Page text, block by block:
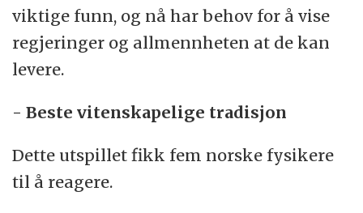
viktige funn, og nå har behov for å vise
regjeringer og allmennheten at de kan
levere.
- Beste vitenskapelige tradisjon
Dette utspillet fikk fem norske fysikere
til å reagere.